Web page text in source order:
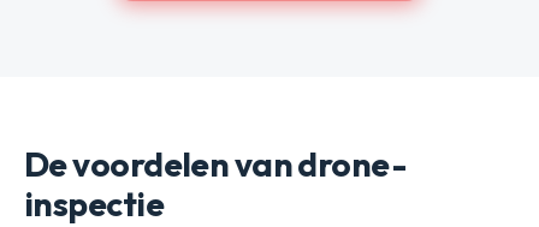
De voordelen van drone-
inspectie